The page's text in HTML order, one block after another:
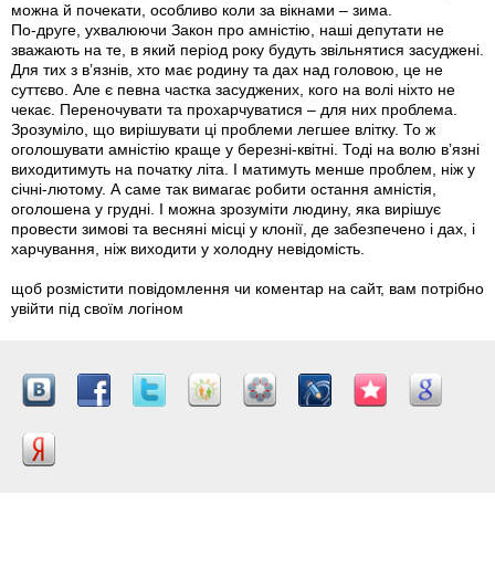
можна й почекати, особливо коли за вікнами – зима.
По-друге, ухвалюючи Закон про амністію, наші депутати не
зважають на те, в який період року будуть звільнятися засуджені.
Для тих з в’язнів, хто має родину та дах над головою, це не
суттєво. Але є певна частка засуджених, кого на волі ніхто не
чекає. Переночувати та прохарчуватися – для них проблема.
Зрозуміло, що вирішувати ці проблеми легшее влітку. То ж
оголошувати амністію краще у березні-квітні. Тоді на волю в’язні
виходитимуть на початку літа. І матимуть менше проблем, ніж у
січні-лютому. А саме так вимагає робити остання амністія,
оголошена у грудні. І можна зрозуміти людину, яка вирішує
провести зимові та весняні місці у клонії, де забезпечено і дах, і
харчування, ніж виходити у холодну невідомість.
щоб розмістити повідомлення чи коментар на сайт, вам потрібно
увійти під своїм логіном